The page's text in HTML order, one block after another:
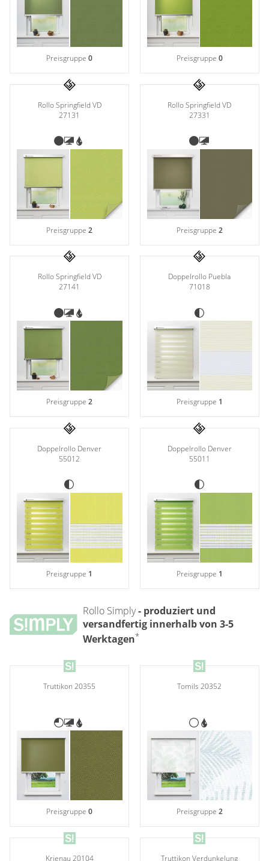
Stoffe
Panneaux
Preisgruppe0 Preisgruppe 0
Rollo Springfield VD
27131
Preisgruppe2
Rollo Springfield VD
27331
Preisgruppe 2
Rollo Springfield VD
27141
Preisgruppe2
Doppelrollo Puebla
71018
Preisgruppe 1
Doppelrollo Denver
55012
Preisgruppe 1
Doppelrollo Denver
55011
Preisgruppe 1
Rollo Simply- produziert und
versandfertig innerhalb von 3-5
Werktagen*
Truttikon 20355
Preisgruppe0
Tomils 20352
Preisgruppe 2
Krienau 20104
Truttikon Verdunkelung